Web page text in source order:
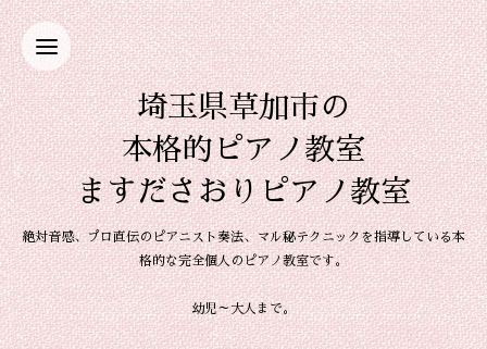
埼玉県草加市の
本格的ピアノ教室
ますださおりピアノ教室
絶対音感、プロ直伝のピアニスト奏法、マル秘テクニックを指導している本
格的な完全個人のピアノ教室です。
幼児～大人まで。